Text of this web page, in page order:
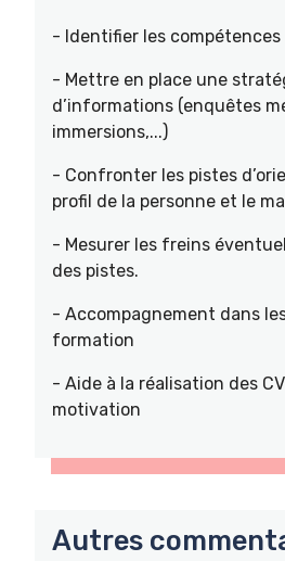
- Identifier les
- Mettre en place une
d’informations (enquêtes
immersions,...)
- Confronter les pistes
profil de la personne et le
- Mesurer les freins
des pistes.
- Accompagnement dans
formation
- Aide à la réalisation des
motivation
Autres